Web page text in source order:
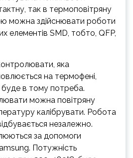
так в термоповітряну
можна здійснювати роботи
елементів SMD, тобто, QFP,
яка
на термофені,
буде в тому потреба.
можна повітряну
калібрувати. Робота
незалежно.
за допомоги
Потужність